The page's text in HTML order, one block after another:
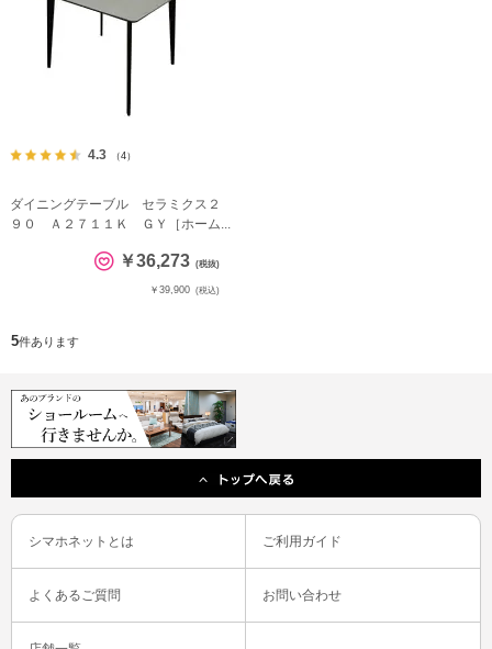
4.3 （4）
ダイニングテーブル セラミクス２
９０ Ａ２７１１Ｋ ＧＹ［ホーム...
￥36,273 (税抜)
￥39,900 (税込)
5件あります
シマホネットとは ご利用ガイド
よくあるご質問 お問い合わせ